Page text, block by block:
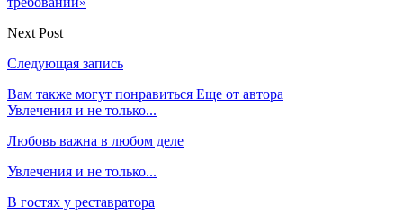
Next Post
Следующая запись
Вам также могут понравиться Еще от автора
Увлечения и не только...
Любовь важна в любом деле
Увлечения и не только...
В гостях у реставратора